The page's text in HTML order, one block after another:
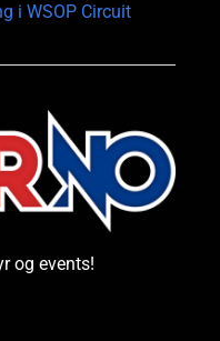
i WSOP Circuit
og events!